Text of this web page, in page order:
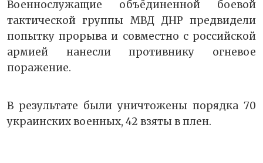
Военнослужащие объёдиненной боевой
тактической группы МВД ДНР предвидели
попытку прорыва и совместно с российской
армией нанесли противнику огневое
поражение.
В результате были уничтожены порядка 70
украинских военных, 42 взяты в плен.